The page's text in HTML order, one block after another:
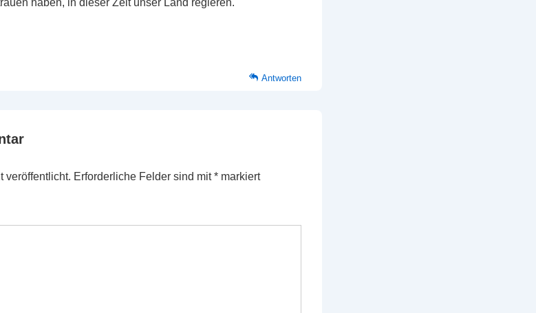
haben, in dieser Zeit unser Land regieren.
Antworten
veröffentlicht. Erforderliche Felder sind mit*markiert